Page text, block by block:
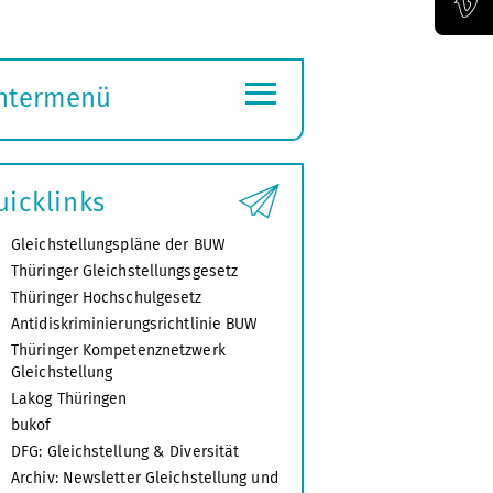
≡
Gleichstellungspläne der BUW
Thüringer Gleichstellungsgesetz
Thüringer Hochschulgesetz
Antidiskriminierungsrichtlinie BUW
Thüringer Kompetenznetzwerk
Gleichstellung
Lakog Thüringen
bukof
DFG: Gleichstellung & Diversität
Archiv: Newsletter Gleichstellung und